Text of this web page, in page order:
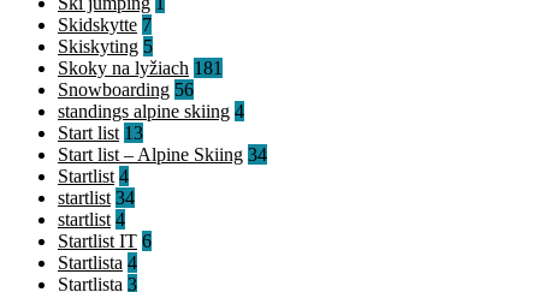
Skidskytte 7
Skiskyting 5
Skoky na lyžiach 181
Snowboarding 56
standings alpine skiing 4
Start list 13
Start list – Alpine Skiing 34
Startlist 4
startlist 34
startlist 4
Startlist IT 6
Startlista 4
Startlista 3